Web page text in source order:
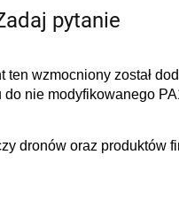
pytanie
wzmocniony został
nie modyfikowanego
dronów oraz produktów